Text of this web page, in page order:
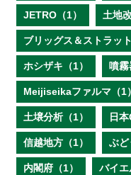
JETRO（1） 土地
ブリッグス＆ストラッ
ホシザキ（1） 噴霧
Meijiseikaファルマ（1）
土壌分析（1） 日
信越地方（1） ぶど
内閣府（1） バイエ